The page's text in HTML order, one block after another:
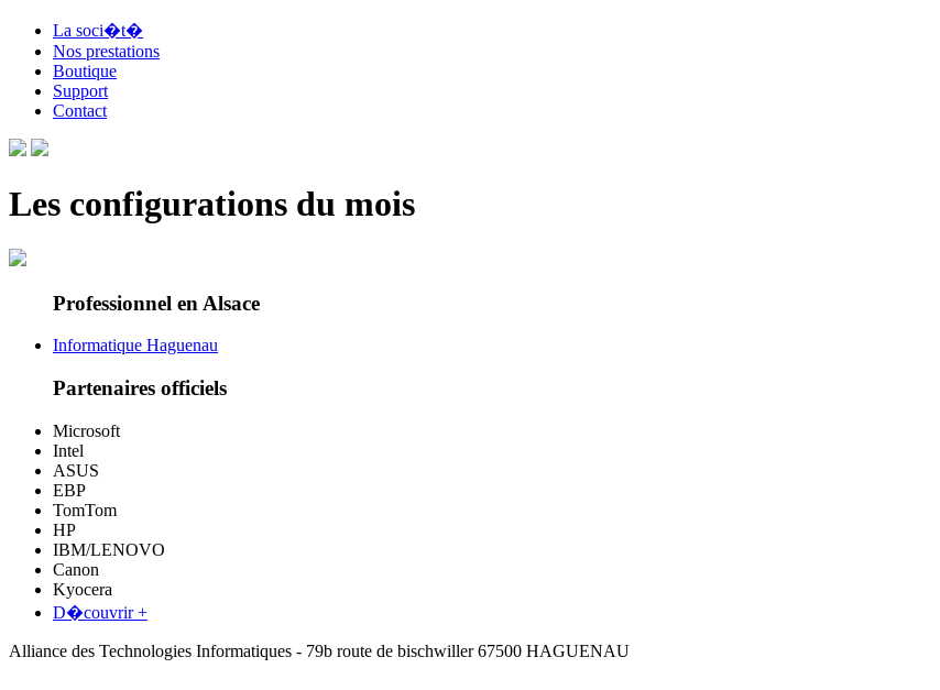
La soci�t�
Nos prestations
Boutique
Support
Contact
Les configurations du mois
Professionnel en Alsace
Informatique Haguenau
Partenaires officiels
Microsoft
Intel
ASUS
EBP
TomTom
HP
IBM/LENOVO
Canon
Kyocera
D�couvrir +
Alliance des Technologies Informatiques - 79b route de bischwiller 67500 HAGUENAU